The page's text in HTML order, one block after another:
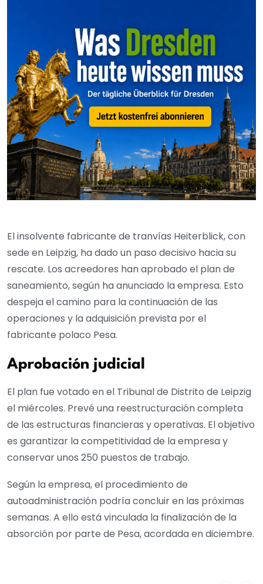
El insolvente fabricante de tranvías Heiterblick, con
sede en Leipzig, ha dado un paso decisivo hacia su
rescate. Los acreedores han aprobado el plan de
saneamiento, según ha anunciado la empresa. Esto
despeja el camino para la continuación de las
operaciones y la adquisición prevista por el
fabricante polaco Pesa.
Aprobación judicial
El plan fue votado en el Tribunal de Distrito de Leipzig
el miércoles. Prevé una reestructuración completa
de las estructuras financieras y operativas. El objetivo
es garantizar la competitividad de la empresa y
conservar unos 250 puestos de trabajo.
Según la empresa, el procedimiento de
autoadministración podría concluir en las próximas
semanas. A ello está vinculada la finalización de la
absorción por parte de Pesa, acordada en diciembre.